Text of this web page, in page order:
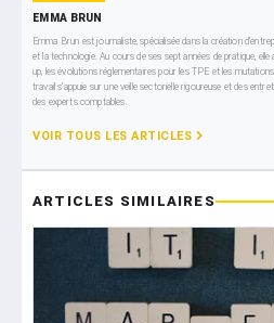
EMMA BRUN
Emma Brun est journaliste, spécialisée dans la création
et la technologie. Au cours de ses sept années de pratique,
up, les évolutions réglementaires pour les TPE et les
travail s’appuie sur une veille sectorielle rigoureuse et des
des experts comptables.
VOIR TOUS LES ARTICLES
ARTICLES SIMILAIRES